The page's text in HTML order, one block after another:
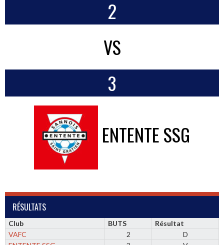
2
VS
3
ENTENTE SSG
RÉSULTATS
Club BUTS
Résultat
VAFC
2
D